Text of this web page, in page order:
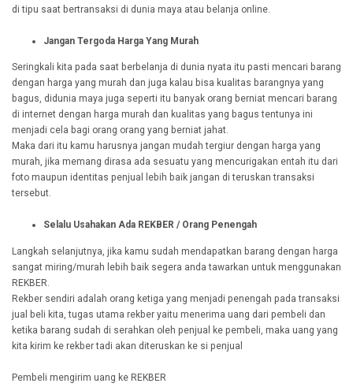
di tipu saat bertransaksi di dunia maya atau belanja online.
Jangan Tergoda Harga Yang Murah
Seringkali kita pada saat berbelanja di dunia nyata itu pasti mencari barang
dengan harga yang murah dan juga kalau bisa kualitas barangnya yang
bagus, didunia maya juga seperti itu banyak orang berniat mencari barang
di internet dengan harga murah dan kualitas yang bagus tentunya ini
menjadi cela bagi orang orang yang berniat jahat.
Maka dari itu kamu harusnya jangan mudah tergiur dengan harga yang
murah, jika memang dirasa ada sesuatu yang mencurigakan entah itu dari
foto maupun identitas penjual lebih baik jangan di teruskan transaksi
tersebut.
Selalu Usahakan Ada REKBER / Orang Penengah
Langkah selanjutnya, jika kamu sudah mendapatkan barang dengan harga
sangat miring/murah lebih baik segera anda tawarkan untuk menggunakan
REKBER.
Rekber sendiri adalah orang ketiga yang menjadi penengah pada transaksi
jual beli kita, tugas utama rekber yaitu menerima uang dari pembeli dan
ketika barang sudah di serahkan oleh penjual ke pembeli, maka uang yang
kita kirim ke rekber tadi akan diteruskan ke si penjual
Pembeli mengirim uang ke REKBER